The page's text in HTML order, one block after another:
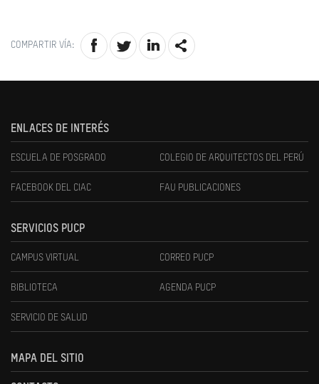
COMPARTIR VÍA:
ENLACES DE INTERÉS
ESCUELA DE POSGRADO COLEGIO DE ARQUITECTOS DEL PERÚ
FACEBOOK DEL CIAC FAU PUBLICACIONES
SERVICIOS PUCP
CAMPUS VIRTUAL CORREO PUCP
BIBLIOTECA AGENDA PUCP
SERVICIO DE SALUD
MAPA DEL SITIO